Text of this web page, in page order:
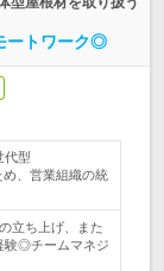
ートワーク◎
代型
、営業組織の統
立ち上げ、また
験◎チームマネジ